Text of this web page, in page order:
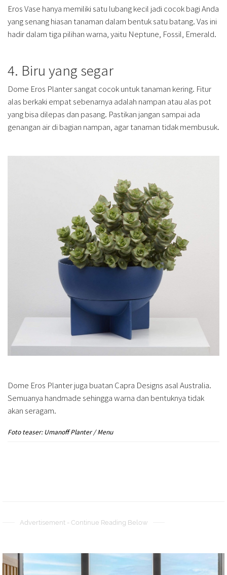
Eros Vase hanya memiliki satu lubang kecil jadi cocok bagi Anda
yang senang hiasan tanaman dalam bentuk satu batang. Vas ini
hadir dalam tiga pilihan warna, yaitu Neptune, Fossil, Emerald.
4. Biru yang segar
Dome Eros Planter sangat cocok untuk tanaman kering. Fitur
alas berkaki empat sebenarnya adalah nampan atau alas pot
yang bisa dilepas dan pasang. Pastikan jangan sampai ada
genangan air di bagian nampan, agar tanaman tidak membusuk.
Dome Eros Planter juga buatan Capra Designs asal Australia.
Semuanya handmade sehingga warna dan bentuknya tidak
akan seragam.
Foto teaser: Umanoff Planter / Menu
Advertisement - Continue Reading Below